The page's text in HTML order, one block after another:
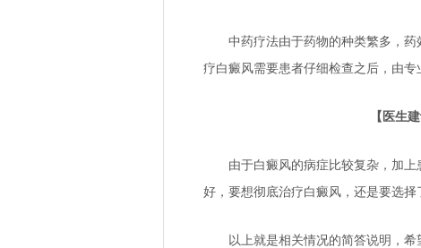
中药疗法由于药物的种类繁多，药
疗白癜风需要患者仔细检查之后，由专
【医生建
由于白癜风的病症比较复杂，加上
好，要想彻底治疗白癜风，还是要选择
以上就是相关情况的简答说明，希